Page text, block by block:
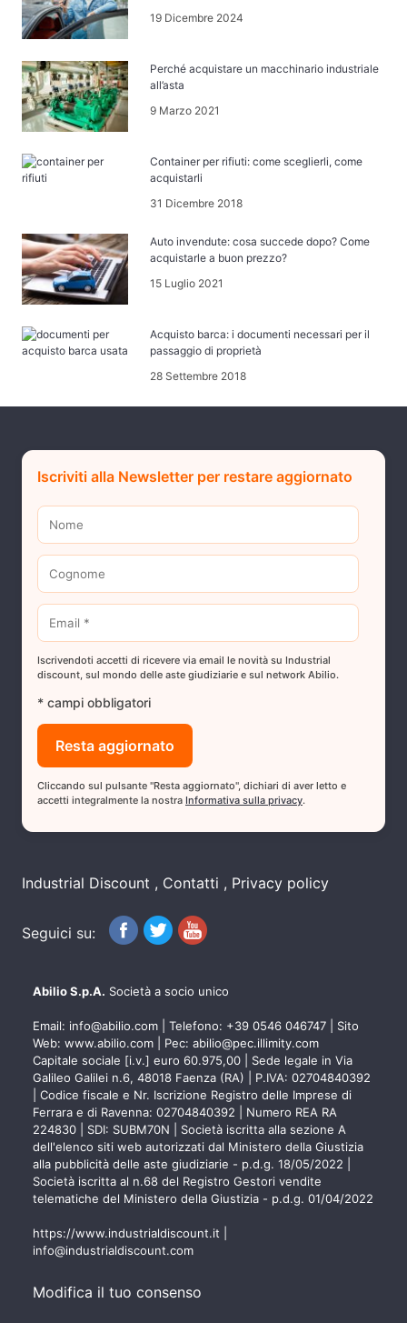
19 Dicembre 2024
Perché acquistare un macchinario industriale
all’asta
9 Marzo 2021
Container per rifiuti: come sceglierli, come
acquistarli
31 Dicembre 2018
Auto invendute: cosa succede dopo? Come
acquistarle a buon prezzo?
15 Luglio 2021
Acquisto barca: i documenti necessari per il
passaggio di proprietà
28 Settembre 2018
Iscriviti alla Newsletter per restare aggiornato
Iscrivendoti accetti di ricevere via email le novità su Industrial
discount, sul mondo delle aste giudiziarie e sul network Abilio.
* campi obbligatori
Cliccando sul pulsante "Resta aggiornato", dichiari di aver letto e
accetti integralmente la nostra Informativa sulla privacy.
Industrial Discount Contatti Privacy policy
Seguici su:
Abilio S.p.A. Società a socio unico
Email: info@abilio.com | Telefono: +39 0546 046747 | Sito
Web: www.abilio.com | Pec: abilio@pec.illimity.com
Capitale sociale [i.v.] euro 60.975,00 | Sede legale in Via
Galileo Galilei n.6, 48018 Faenza (RA) | P.IVA: 02704840392
| Codice fiscale e Nr. Iscrizione Registro delle Imprese di
Ferrara e di Ravenna: 02704840392 | Numero REA RA
224830 | SDI: SUBM70N | Società iscritta alla sezione A
dell'elenco siti web autorizzati dal Ministero della Giustizia
alla pubblicità delle aste giudiziarie - p.d.g. 18/05/2022 |
Società iscritta al n.68 del Registro Gestori vendite
telematiche del Ministero della Giustizia - p.d.g. 01/04/2022
https://www.industrialdiscount.it
info@industrialdiscount.com
Modifica il tuo consenso